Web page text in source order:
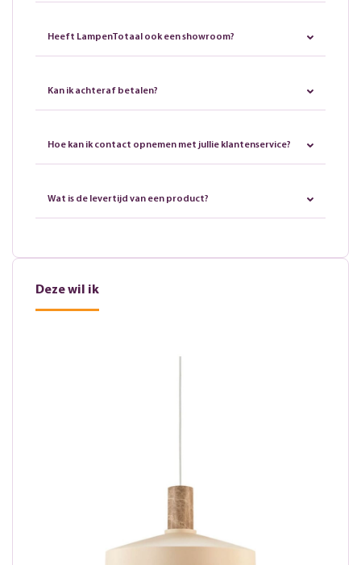
Heeft LampenTotaal ook een showroom?
Kan ik achteraf betalen?
Hoe kan ik contact opnemen met jullie klantenservice?
Wat is de levertijd van een product?
Deze wil ik